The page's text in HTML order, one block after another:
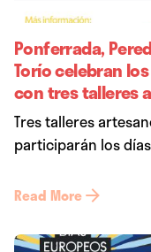
Ponferrada,
Torío celebran
con tres talleres
Tres talleres
participarán los días
Read More